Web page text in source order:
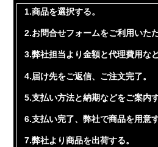
1.商品を選択する。
2.お問合せフォームをご利用いただ
3.弊社担当より金額と代理費用な
4.届け先をご返信、ご注文完了。
5.支払い方法と納期などをご案内す
6.支払い完了、弊社で商品を用意す
7.弊社より商品を出荷する。